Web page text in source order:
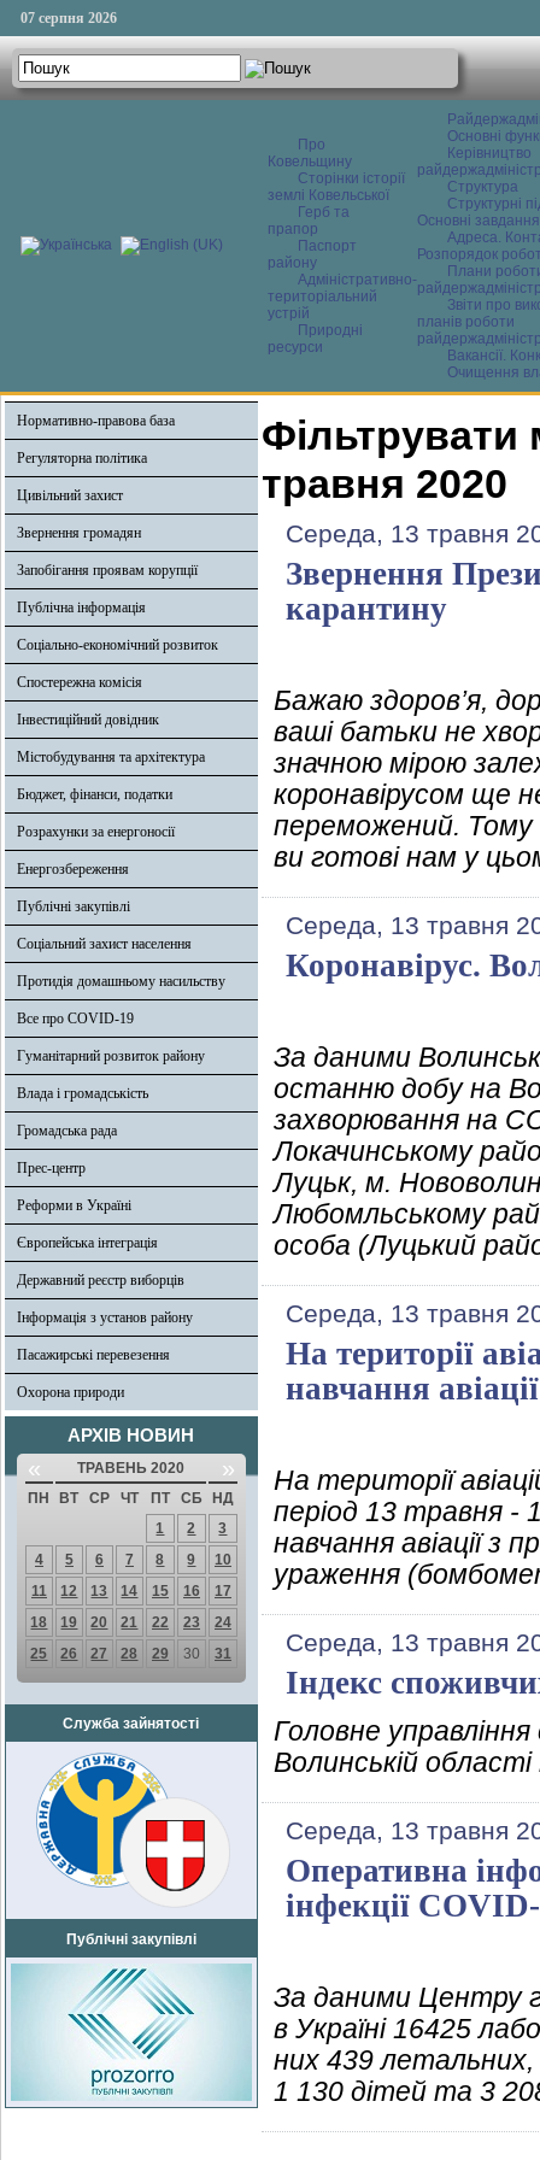
07 серпня 2026
Про
Ковельщину
Сторінки історії
землі Ковельської
Герб та
прапор
Паспорт
району
Адміністративно-
територіальний
устрій
Природні
ресурси
Основні
Керівництво
Структура
Структурні
Основні завдання
Адреса.
Розпорядок
Плани
Звіти про
планів роботи
Вакансії.
Очищення
Нормативно-правова база
Регуляторна політика
Цивільний захист
Звернення громадян
Запобігання проявам корупції
Публічна інформація
Соціально-економічний розвиток
Спостережна комісія
Інвестиційний довідник
Містобудування та архітектура
Бюджет, фінанси, податки
Розрахунки за енергоносії
Енергозбереження
Публічні закупівлі
Соціальний захист населення
Протидія домашньому насильству
Все про COVID-19
Гуманітарний розвиток району
Влада і громадськість
Громадська рада
Прес-центр
Реформи в Україні
Європейська інтеграція
Державний реєстр виборців
Інформація з установ району
Пасажирські перевезення
Охорона природи
АРХІВ НОВИН
« ТРАВЕНЬ 2020 »
ПН ВТ СР ЧТ ПТ СБ
НД
1
2
3
4
5 6 7 8 9
10
11
12 13 14 15 16
17
18
19 20 21 22 23
24
25
26 27 28 29 30 31
Служба зайнятості
Публічні закупівлі
Фільтрувати
травня 2020
Середа, 13 травня
Звернення
карантину
Бажаю здоров’я,
ваші батьки не
значною мірою
коронавірусом ще
переможений. Тому
ви готові нам у
Середа, 13 травня
Коронавірус.
За даними
останню добу на
захворювання на
Локачинському
Луцьк, м.
Любомльському
особа (Луцький
Середа, 13 травня
На території
навчання авіації
На території
період 13 травня
навчання авіації з
ураження
Середа, 13 травня
Індекс
Головне
Волинській області
Середа, 13 травня
Оперативна
інфекції
За даними Центру
в Україні 16425
них 439 летальних,
1 130 дітей та 3